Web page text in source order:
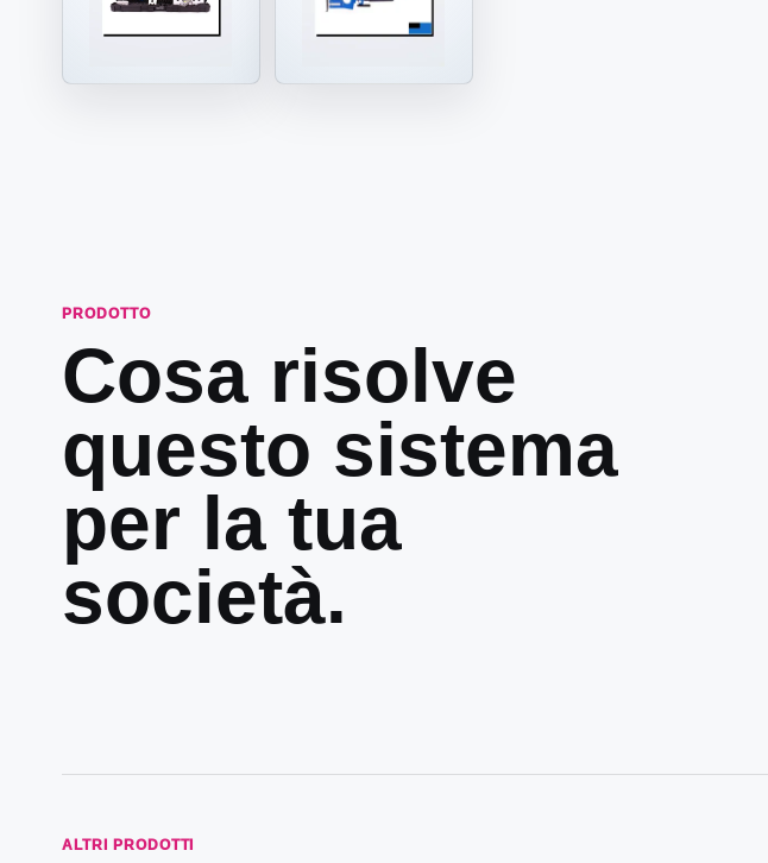
PRODOTTO
Cosa risolve
questo sistema
per la tua
società.
ALTRI PRODOTTI